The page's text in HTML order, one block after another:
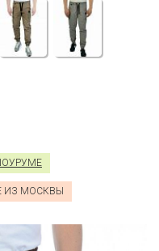
ИЗ МОСКВЫ